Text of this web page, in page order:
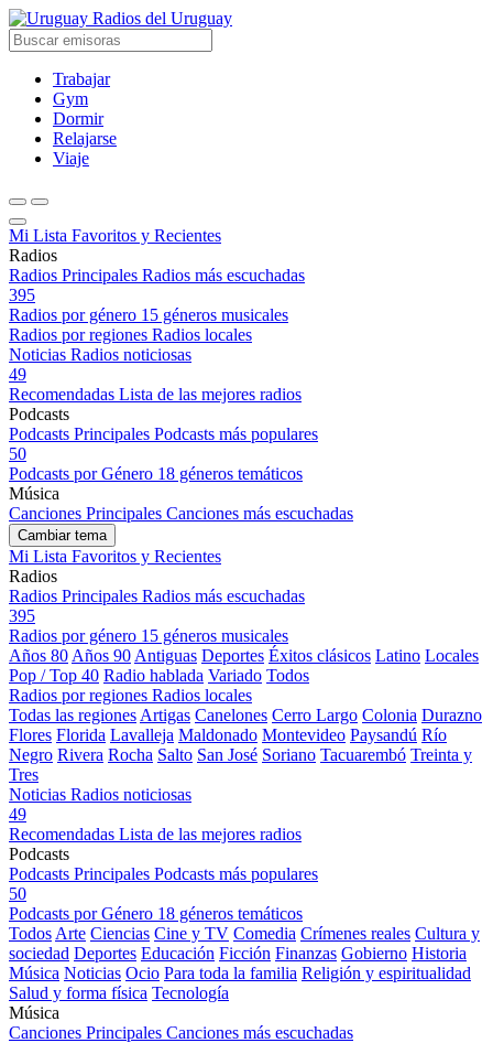
Radios del Uruguay
Trabajar
Gym
Dormir
Relajarse
Viaje
Mi Lista Favoritos y Recientes
Radios
Radios Principales Radios más escuchadas
395
Radios por género 15 géneros musicales
Radios por regiones Radios locales
Noticias Radios noticiosas
49
Recomendadas Lista de las mejores radios
Podcasts
Podcasts Principales Podcasts más populares
50
Podcasts por Género 18 géneros temáticos
Música
Canciones Principales Canciones más escuchadas
Cambiar tema
Mi Lista Favoritos y Recientes
Radios
Radios Principales Radios más escuchadas
395
Radios por género 15 géneros musicales
Años 80 Años 90 Antiguas Deportes Éxitos clásicos Latino Locales
Pop / Top 40 Radio hablada Variado Todos
Radios por regiones Radios locales
Todas las regiones Artigas Canelones Cerro Largo Colonia Durazno
Flores Florida Lavalleja Maldonado Montevideo Paysandú Río
Negro Rivera Rocha Salto San José Soriano Tacuarembó Treinta y
Tres
Noticias Radios noticiosas
49
Recomendadas Lista de las mejores radios
Podcasts
Podcasts Principales Podcasts más populares
50
Podcasts por Género 18 géneros temáticos
Todos Arte Ciencias Cine y TV Comedia Crímenes reales Cultura y
sociedad Deportes Educación Ficción Finanzas Gobierno Historia
Música Noticias Ocio Para toda la familia Religión y espiritualidad
Salud y forma física Tecnología
Música
Canciones Principales Canciones más escuchadas